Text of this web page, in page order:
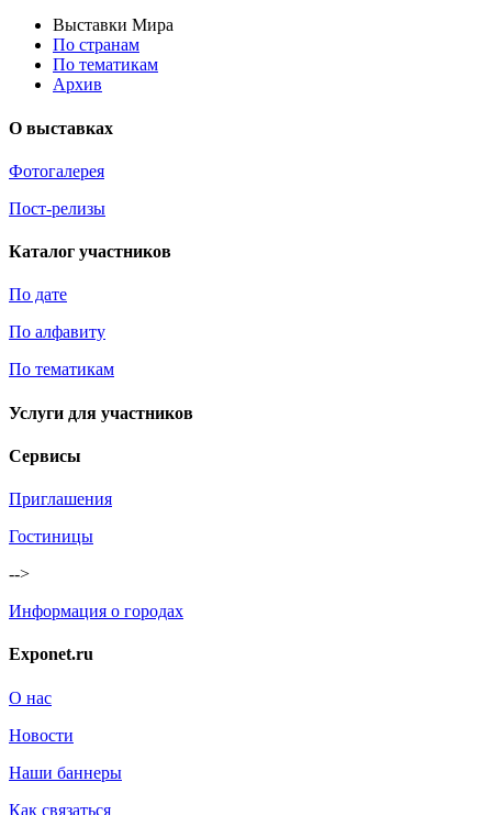
Выставки Мира
По странам
По тематикам
Архив
О выставках
Фотогалерея
Пост-релизы
Каталог участников
По дате
По алфавиту
По тематикам
Услуги для участников
Сервисы
Приглашения
Гостиницы
-->
Информация о городах
Exponet.ru
О нас
Новости
Наши баннеры
Как связаться